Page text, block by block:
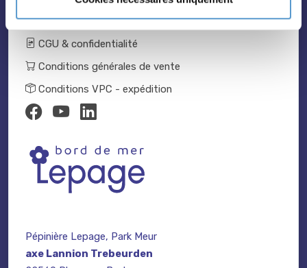
Mentions légales
CGU & confidentialité
Conditions générales de vente
Conditions VPC - expédition
Pépinière Lepage, Park Meur
axe Lannion Trebeurden